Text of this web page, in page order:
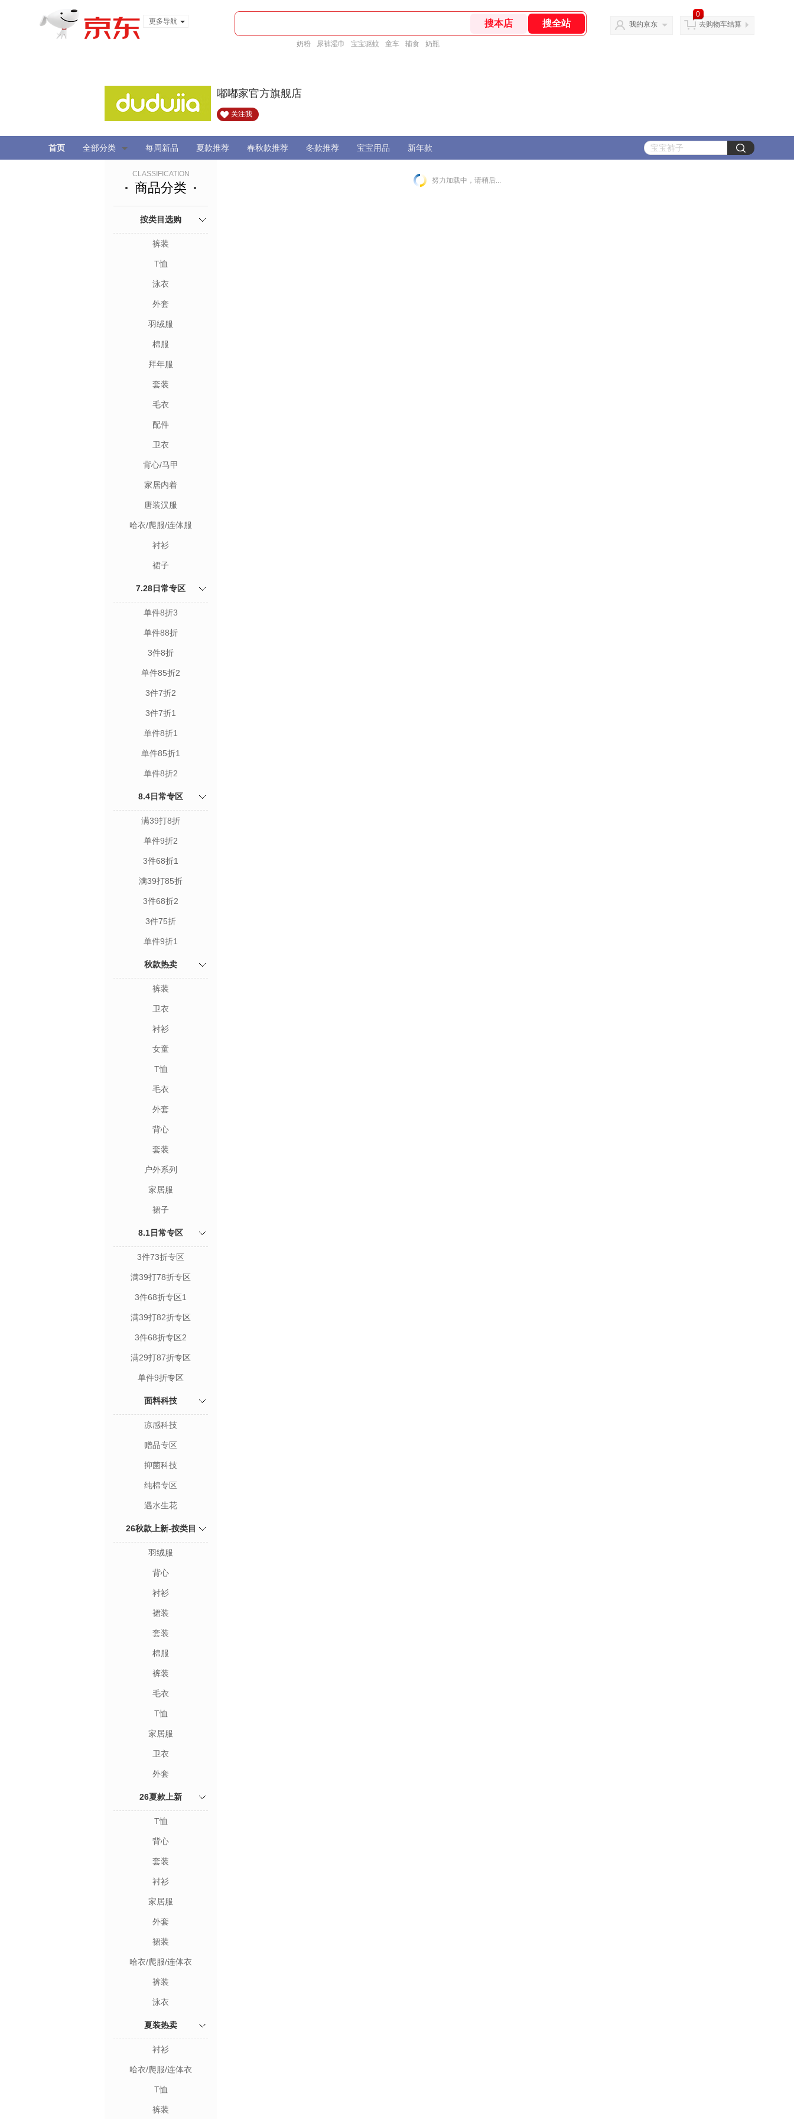
更多导航
奶粉 尿裤湿巾 宝宝驱蚊 童车 辅食 奶瓶
我的京东
0
去购物车结算
嘟嘟家官方旗舰店
关注我
首页 全部分类 每周新品 夏款推荐 春秋款推荐 冬款推荐 宝宝用品 新年款
CLASSIFICATION
商品分类
按类目选购
裤装
T恤
泳衣
外套
羽绒服
棉服
拜年服
套装
毛衣
配件
卫衣
背心/马甲
家居内着
唐装汉服
哈衣/爬服/连体服
衬衫
裙子
7.28日常专区
单件8折3
单件88折
3件8折
单件85折2
3件7折2
3件7折1
单件8折1
单件85折1
单件8折2
8.4日常专区
满39打8折
单件9折2
3件68折1
满39打85折
3件68折2
3件75折
单件9折1
秋款热卖
裤装
卫衣
衬衫
女童
T恤
毛衣
外套
背心
套装
户外系列
家居服
裙子
8.1日常专区
3件73折专区
满39打78折专区
3件68折专区1
满39打82折专区
3件68折专区2
满29打87折专区
单件9折专区
面料科技
凉感科技
赠品专区
抑菌科技
纯棉专区
遇水生花
26秋款上新-按类目
羽绒服
背心
衬衫
裙装
套装
棉服
裤装
毛衣
T恤
家居服
卫衣
外套
26夏款上新
T恤
背心
套装
衬衫
家居服
外套
裙装
哈衣/爬服/连体衣
裤装
泳衣
夏装热卖
衬衫
哈衣/爬服/连体衣
T恤
裤装
努力加载中，请稍后...